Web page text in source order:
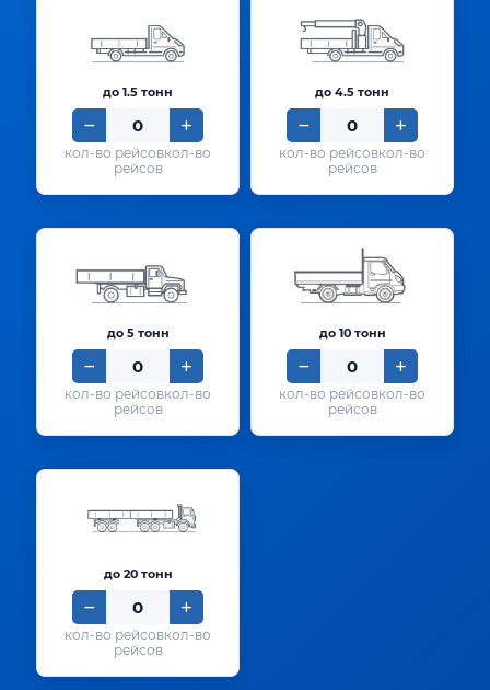
до 1.5 тонн
кол-во
рейсов
до 4.5 тонн
кол-во
рейсов
до 5 тонн
кол-во
рейсов
до 10 тонн
кол-во
рейсов
до 20 тонн
кол-во
рейсов